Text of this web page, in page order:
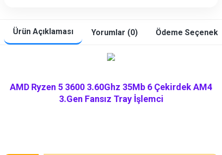
Ürün Açıklaması Yorumlar (0) Ödeme
AMD Ryzen 5 3600 3.60Ghz 35Mb 6 Çekirdek AM4
3.Gen Fansız Tray İşlemci